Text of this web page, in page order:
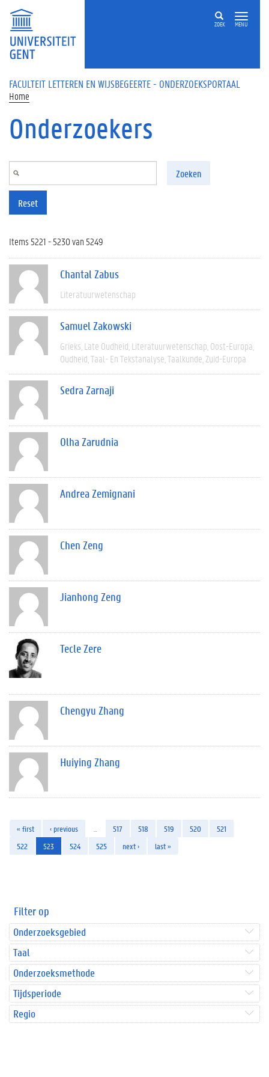
Overslaan en naar de inhoud gaan
ZOEK MENU
FACULTEIT LETTEREN EN WIJSBEGEERTE - ONDERZOEKSPORTAAL
Home
Onderzoekers
Zoeken
Reset
Items 5221 - 5230 van 5249
Chantal Zabus
Literatuurwetenschap
Samuel Zakowski
Grieks Late Oudheid Literatuurwetenschap Oost-Europa
Oudheid Taal- En Tekstanalyse Taalkunde Zuid-Europa
Sedra Zarnaji
Olha Zarudnia
Andrea Zemignani
Chen Zeng
Jianhong Zeng
Tecle Zere
Chengyu Zhang
Huiying Zhang
« first ‹ previous 517 518 519 520
521
522
523 524 525 next › last »
Filter op
Onderzoeksgebied
Taal
Onderzoeksmethode
Tijdsperiode
Regio